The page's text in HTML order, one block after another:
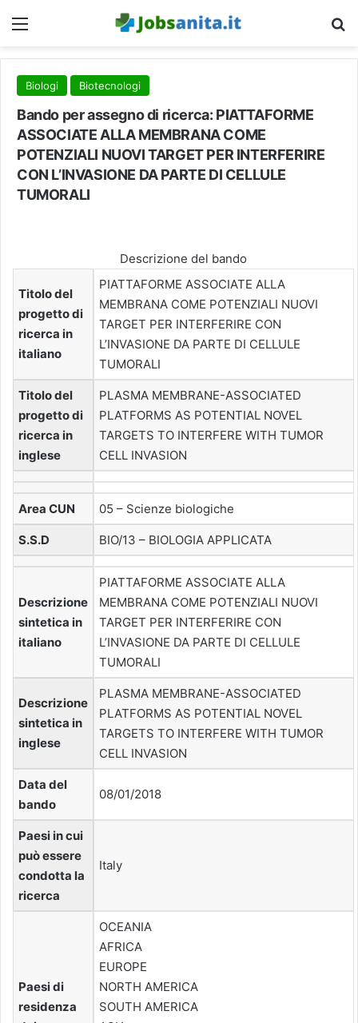
Menu
Biologi Biotecnologi
Bando per assegno di ricerca: PIATTAFORME
ASSOCIATE ALLA MEMBRANA COME
POTENZIALI NUOVI TARGET PER INTERFERIRE
CON L’INVASIONE DA PARTE DI CELLULE
TUMORALI
Descrizione del bando
Titolo del
progetto di
ricerca in
italiano
PIATTAFORME ASSOCIATE ALLA
MEMBRANA COME POTENZIALI NUOVI
TARGET PER INTERFERIRE CON
L’INVASIONE DA PARTE DI CELLULE
TUMORALI
Titolo del
progetto di
ricerca in
inglese
PLASMA MEMBRANE-ASSOCIATED
PLATFORMS AS POTENTIAL NOVEL
TARGETS TO INTERFERE WITH TUMOR
CELL INVASION
Area CUN 05 – Scienze biologiche
S.S.D BIO/13 – BIOLOGIA APPLICATA
Descrizione
sintetica in
italiano
PIATTAFORME ASSOCIATE ALLA
MEMBRANA COME POTENZIALI NUOVI
TARGET PER INTERFERIRE CON
L’INVASIONE DA PARTE DI CELLULE
TUMORALI
Descrizione
sintetica in
inglese
PLASMA MEMBRANE-ASSOCIATED
PLATFORMS AS POTENTIAL NOVEL
TARGETS TO INTERFERE WITH TUMOR
CELL INVASION
Data del
bando
08/01/2018
Paesi in cui
può essere
condotta la
ricerca
Italy
Paesi di
residenza
OCEANIA
AFRICA
EUROPE
NORTH AMERICA
SOUTH AMERICA